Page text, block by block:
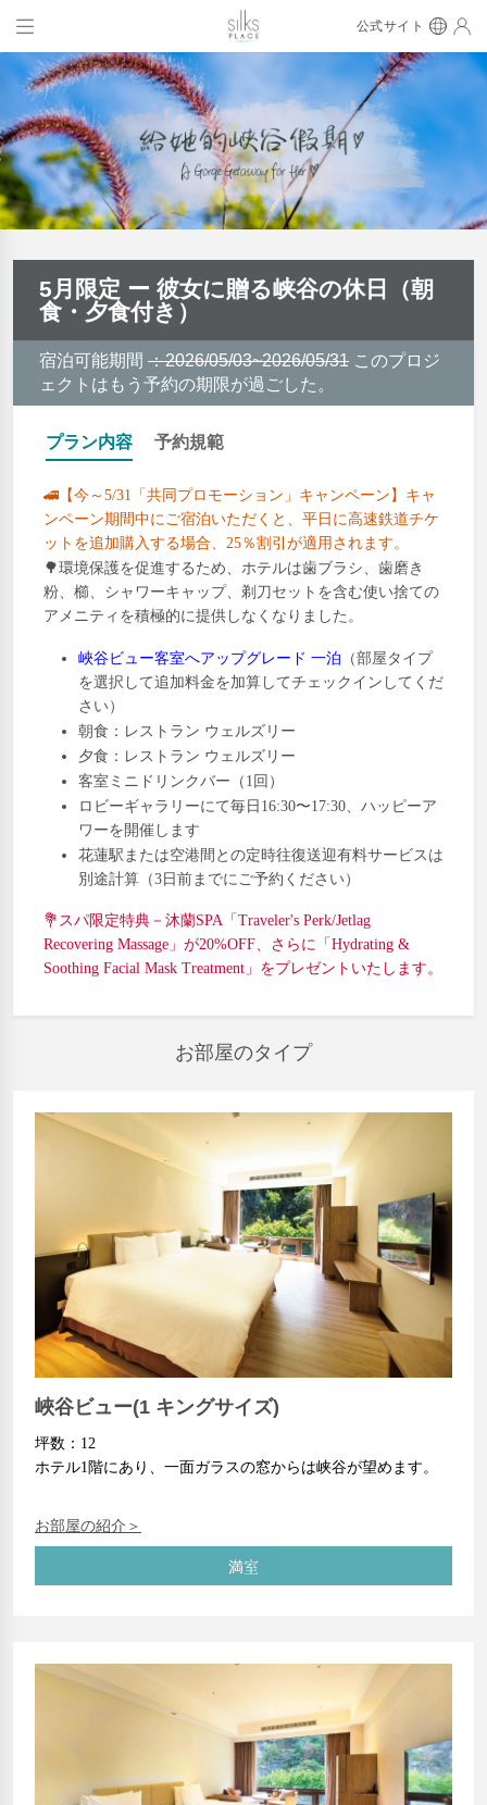
公式サイト
5月限定 ー 彼女に贈る峡谷の休日（朝
食・夕食付き）
宿泊可能期間 ：2026/05/03~2026/05/31 このプロジ
ェクトはもう予約の期限が過ごした。
プラン内容 予約規範
🚄【今～5/31「共同プロモーション」キャンペーン】キャ
ンペーン期間中にご宿泊いただくと、平日に高速鉄道チケ
ットを追加購入する場合、25％割引が適用されます。
🌳環境保護を促進するため、ホテルは歯ブラシ、歯磨き
粉、櫛、シャワーキャップ、剃刀セットを含む使い捨ての
アメニティを積極的に提供しなくなりました。
峽谷ビュー客室へアップグレード 一泊 （部屋タイプ
を選択して追加料金を加算してチェックインしてくだ
さい）
朝食：レストラン ウェルズリー
夕食：レストラン ウェルズリー
客室ミニドリンクバー（1回）
ロビーギャラリーにて毎日16:30〜17:30、ハッピーア
ワーを開催します
花蓮駅または空港間との定時往復送迎有料サービスは
別途計算（3日前までにご予約ください）
💐スパ限定特典－沐蘭SPA「Traveler's Perk/Jetlag
Recovering Massage」が20%OFF、さらに「Hydrating &
Soothing Facial Mask Treatment」をプレゼントいたします。
お部屋のタイプ
峽谷ビュー(1 キングサイズ)
坪数：12
ホテル1階にあり、一面ガラスの窓からは峡谷が望めます。
お部屋の紹介＞
満室